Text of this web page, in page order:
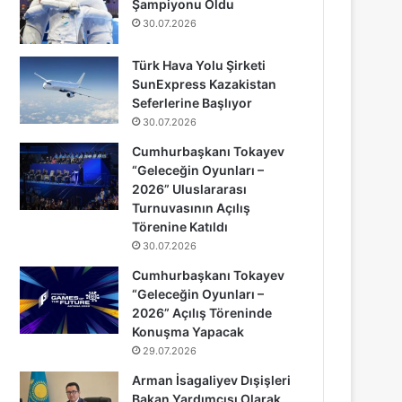
Şampiyonu Oldu
30.07.2026
Türk Hava Yolu Şirketi
SunExpress Kazakistan
Seferlerine Başlıyor
30.07.2026
Cumhurbaşkanı Tokayev
“Geleceğin Oyunları –
2026” Uluslararası
Turnuvasının Açılış
Törenine Katıldı
30.07.2026
Cumhurbaşkanı Tokayev
“Geleceğin Oyunları –
2026” Açılış Töreninde
Konuşma Yapacak
29.07.2026
Arman İsagaliyev Dışişleri
Bakan Yardımcısı Olarak